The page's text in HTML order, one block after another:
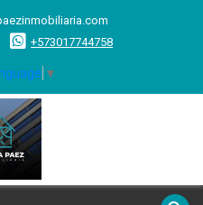
+573017744758
▼